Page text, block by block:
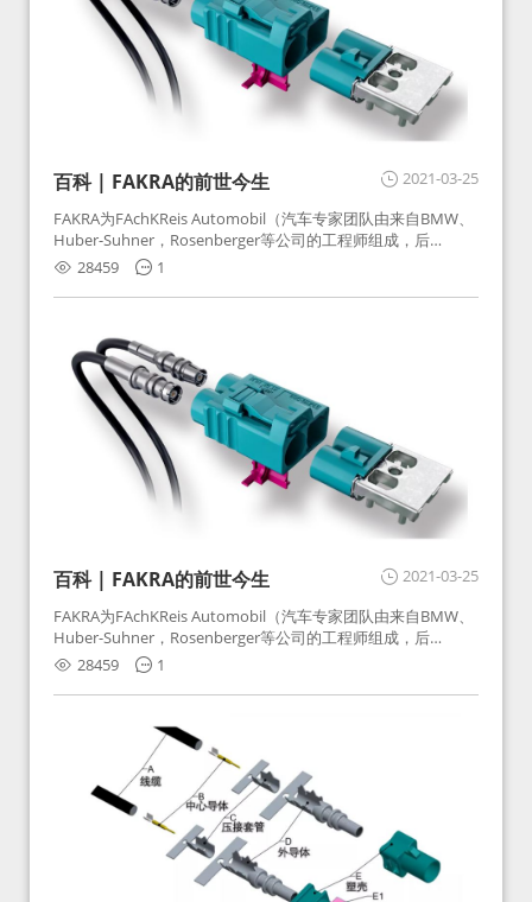
2021-03-25
百科 | FAKRA的前世今生
FAKRA为FAchKReis Automobil（汽车专家团队由来自BMW、
Huber-Suhner，Rosenberger等公司的工程师组成，后
Huber-Suhner相关连接器业务及技术在2010年并入
Rosenberger）缩写。起初为BMW需求用于车载收音机天线连
接，如今FAKRA已成为汽车行业通用标准的射频连接器，被业
28459 1
2021-03-25
百科 | FAKRA的前世今生
FAKRA为FAchKReis Automobil（汽车专家团队由来自BMW、
Huber-Suhner，Rosenberger等公司的工程师组成，后
Huber-Suhner相关连接器业务及技术在2010年并入
Rosenberger）缩写。起初为BMW需求用于车载收音机天线连
接，如今FAKRA已成为汽车行业通用标准的射频连接器，被业
28459 1